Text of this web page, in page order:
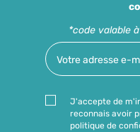
*code valable
J'accepte de
reconnais avoir
politique de